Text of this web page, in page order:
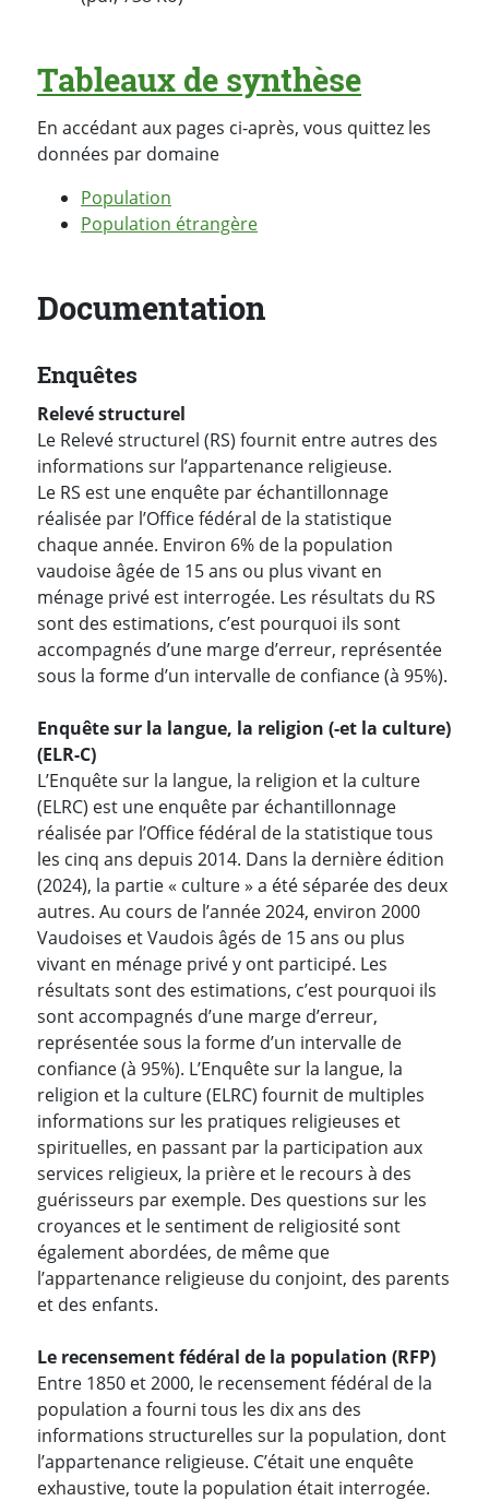
Tableaux de synthèse
En accédant aux pages ci-après, vous quittez les
données par domaine
Population
Population étrangère
Documentation
Enquêtes
Relevé structurel
Le Relevé structurel (RS) fournit entre autres des
informations sur l’appartenance religieuse.
Le RS est une enquête par échantillonnage
réalisée par l’Office fédéral de la statistique
chaque année. Environ 6% de la population
vaudoise âgée de 15 ans ou plus vivant en
ménage privé est interrogée. Les résultats du RS
sont des estimations, c’est pourquoi ils sont
accompagnés d’une marge d’erreur, représentée
sous la forme d’un intervalle de confiance (à 95%).
Enquête sur la langue, la religion (-et la culture)
(ELR-C)
L’Enquête sur la langue, la religion et la culture
(ELRC) est une enquête par échantillonnage
réalisée par l’Office fédéral de la statistique tous
les cinq ans depuis 2014. Dans la dernière édition
(2024), la partie « culture » a été séparée des deux
autres. Au cours de l’année 2024, environ 2000
Vaudoises et Vaudois âgés de 15 ans ou plus
vivant en ménage privé y ont participé. Les
résultats sont des estimations, c’est pourquoi ils
sont accompagnés d’une marge d’erreur,
représentée sous la forme d’un intervalle de
confiance (à 95%). L’Enquête sur la langue, la
religion et la culture (ELRC) fournit de multiples
informations sur les pratiques religieuses et
spirituelles, en passant par la participation aux
services religieux, la prière et le recours à des
guérisseurs par exemple. Des questions sur les
croyances et le sentiment de religiosité sont
également abordées, de même que
l’appartenance religieuse du conjoint, des parents
et des enfants.
Le recensement fédéral de la population (RFP)
Entre 1850 et 2000, le recensement fédéral de la
population a fourni tous les dix ans des
informations structurelles sur la population, dont
l’appartenance religieuse. C’était une enquête
exhaustive, toute la population était interrogée.